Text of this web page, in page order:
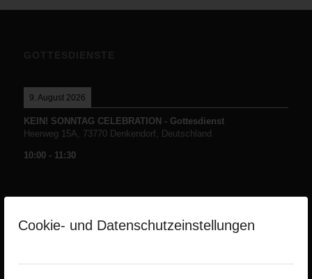
Cookie- und Datenschutzeinstellungen
9. August 2026
KEIN! SONNTAG CELEBRATION - Gottesdienst
Heerweg 15A, 73770 Denkendorf, Deutschland
10:00- 11:30